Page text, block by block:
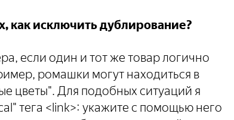
как исключить дублирование?
если один и тот же товар логично
ромашки могут находиться в
цветы". Для подобных ситуаций я
тега <link>: укажите с помощью него